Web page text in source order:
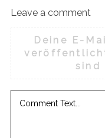
Leave a comment
Deine E-
sind